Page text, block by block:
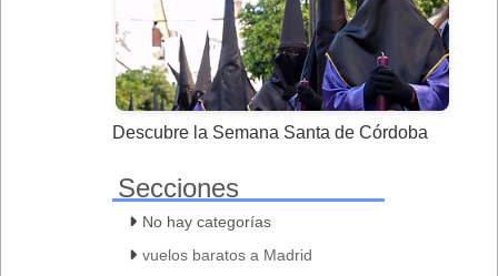
Descubre la Semana Santa de Córdoba
Secciones
No hay categorías
vuelos baratos a Madrid